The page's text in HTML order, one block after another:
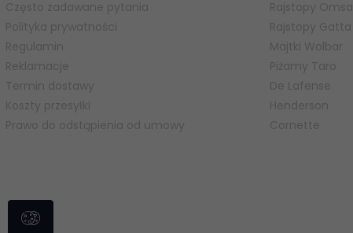
Często zadawane pytania
Polityka prywatności
Regulamin
Reklamacje
Termin dostawy
Koszty przesyłki
Prawo do odstąpienia od umowy
Rajstopy Omsa
Rajstopy Gatta
Majtki Wolbar
Piżamy Taro
De Lafense
Henderson
Cornette